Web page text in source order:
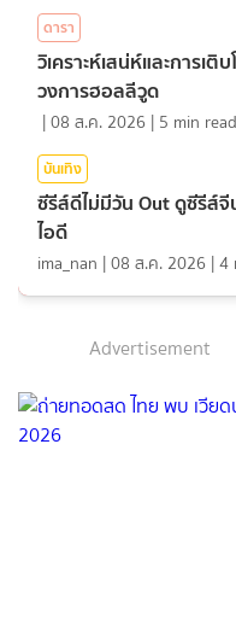
ดารา
วิเคราะห์เสน่ห์และการเ
วงการฮอลลีวูด
|08 ส.ค. 2026 | 5 min read
บันเทิง
ซีรีส์ดีไม่มีวัน Out ดูซีรีส์จี
ไอดี
ima_nan |08 ส.ค. 2026 |4
Advertisement